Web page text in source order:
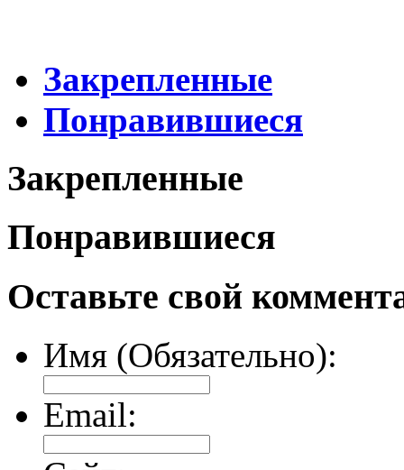
Закрепленные
Понравившиеся
Закрепленные
Понравившиеся
Оставьте свой
Имя (Обязательно):
Email: